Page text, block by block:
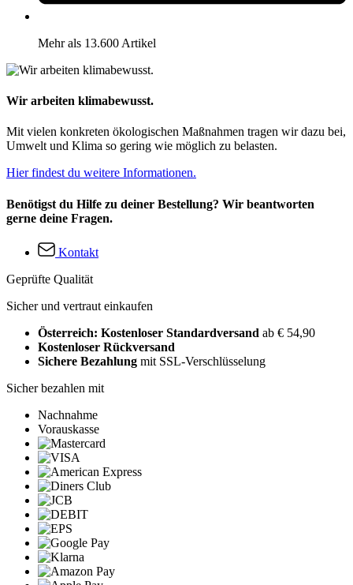
Mehr als 13.600 Artikel
Wir arbeiten klimabewusst.
Mit vielen konkreten ökologischen Maßnahmen tragen wir dazu bei,
Umwelt und Klima so gering wie möglich zu belasten.
Hier findest du weitere Informationen.
Benötigst du Hilfe zu deiner Bestellung? Wir beantworten
gerne deine Fragen.
Kontakt
Geprüfte Qualität
Sicher und vertraut einkaufen
Österreich: Kostenloser Standardversand ab € 54,90
Kostenloser Rückversand
Sichere Bezahlung mit SSL-Verschlüsselung
Sicher bezahlen mit
Nachnahme
Vorauskasse